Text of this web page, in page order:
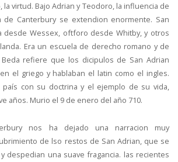
virtud. Bajo Adrian y Teodoro, la influencia de
de Canterbury se extendion enormente. San
desde Wessex, oftforo desde Whitby, y otros
Era un escuela de derecho romano y de
Beda refiere que los dicipulos de San Adrian
el griego y hablaban el latin como el ingles.
país con su doctrina y el ejemplo de su vida,
años. Murio el 9 de enero del año 710.
nos ha dejado una narracion muy
de lso restos de San Adrian, que se
despedian una suave fragancia. las recientes